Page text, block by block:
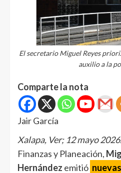
El secretario Miguel Reyes
auxilio a la
Comparte la nota
Jair García
Xalapa, Ver; 12 mayo
Finanzas y Planeación,
Hernández emitió